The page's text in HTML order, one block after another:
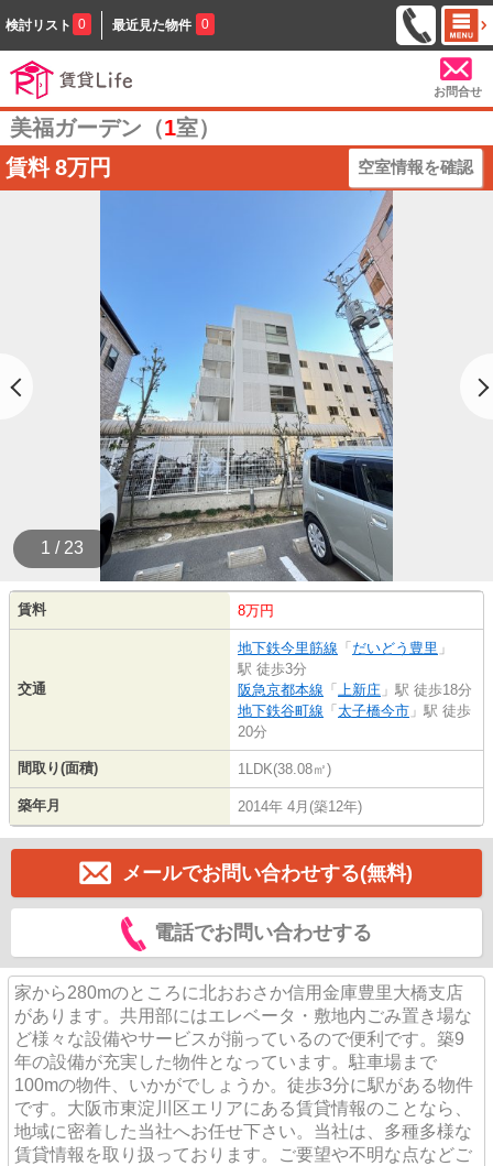
検討リスト 0 最近見た物件 0
お問合せ
美福ガーデン（1室）
賃料 8万円 空室情報を確認
1 / 23
賃料 8万円
交通
地下鉄今里筋線 「 だいどう豊里 」
駅 徒歩3分
阪急京都本線 「 上新庄 」駅 徒歩18分
地下鉄谷町線 「 太子橋今市 」駅 徒歩
20分
間取り(面積) 1LDK(38.08㎡)
築年月 2014年 4月(築12年)
メールでお問い合わせする(無料)
電話でお問い合わせする
家から280mのところに北おおさか信用金庫豊里大橋支店
があります。共用部にはエレベータ・敷地内ごみ置き場な
ど様々な設備やサービスが揃っているので便利です。築9
年の設備が充実した物件となっています。駐車場まで
100mの物件、いかがでしょうか。徒歩3分に駅がある物件
です。大阪市東淀川区エリアにある賃貸情報のことなら、
地域に密着した当社へお任せ下さい。当社は、多種多様な
賃貸情報を取り扱っております。ご要望や不明な点などご